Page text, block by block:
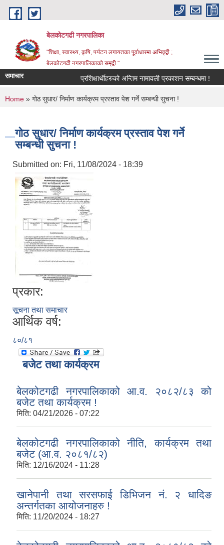
Skip to main content
बेलकोटगढी नगरपालिका
"शिक्षा, स्वास्थ्य, कृषि, पर्यटन लगायतका पूर्वाधारमा अभिवृद्वी ;
बेलकोटगढी नगरपालिकाको समृद्वी "
समाचार प्रशिक्षार्थीहरुको अन्तिम नामावली प्रकाशन सम्बन्धमा !
You are here
Home » गोठ सुधार/ निर्माण कार्यक्रम प्रस्ताव पेश गर्ने सम्बन्धी सुचना !
गोठ सुधार/ निर्माण कार्यक्रम प्रस्ताव पेश गर्ने
सम्बन्धी सुचना !
Submitted on: Fri, 11/08/2024 - 18:39
प्रकार:
सूचना तथा समाचार
आर्थिक वर्ष:
८०/८१
बजेट तथा कार्यक्रम
बेलकोटगढी नगरपालिकाको आ.व. २०८२/८३ को
बजेट तथा कार्यक्रम !
मिति: 04/21/2026 - 07:22
बेलकोटगढी नगरपालिकाको नीति, कार्यक्रम तथा
बजेट (आ.व. २०८१/८२)
मिति: 12/16/2024 - 11:28
खानेपानी तथा सरसफाई डिभिजन नं. २ धादिङ
अन्तर्गतका आयोजनाहरु !
मिति: 11/20/2024 - 18:27